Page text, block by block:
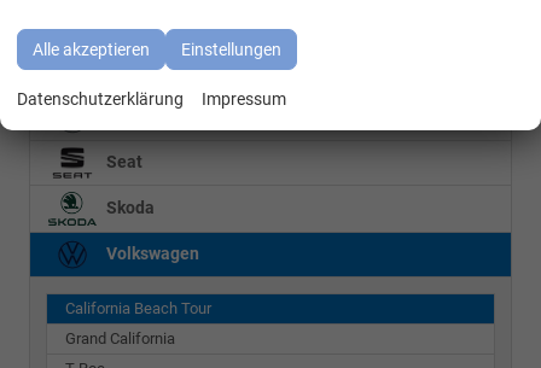
BMW
Cupra
Seat
Skoda
Volkswagen
California Beach Tour
Grand California
Alle akzeptieren Einstellungen
Datenschutzerklärung Impressum